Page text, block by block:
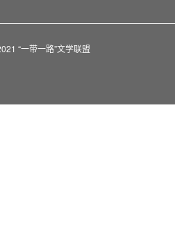
“一带一路”文学联盟